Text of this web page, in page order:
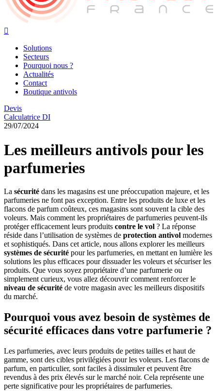

Solutions
Secteurs
Pourquoi nous ?
Actualités
Contact
Boutique antivols
Devis
Calculatrice DI
29/07/2024
Les meilleurs antivols pour les
parfumeries
La sécurité dans les magasins est une préoccupation majeure, et les
parfumeries ne font pas exception. Entre les produits de luxe et les
flacons de parfum coûteux, ces magasins sont souvent la cible des
voleurs. Mais comment les propriétaires de parfumeries peuvent-ils
protéger efficacement leurs produits contre le vol ? La réponse
réside dans l’utilisation de systèmes de protection antivol modernes
et sophistiqués. Dans cet article, nous allons explorer les meilleurs
systèmes de sécurité pour les parfumeries, en mettant en lumière les
solutions les plus efficaces pour dissuader les voleurs et sécuriser les
produits. Que vous soyez propriétaire d’une parfumerie ou
simplement curieux, vous allez découvrir comment renforcer le
niveau de sécurité de votre magasin avec les meilleurs dispositifs
du marché.
Pourquoi vous avez besoin de systèmes de
sécurité efficaces dans votre parfumerie ?
Les parfumeries, avec leurs produits de petites tailles et haut de
gamme, sont des cibles privilégiées pour les voleurs. Les flacons de
parfum, en particulier, sont faciles à dissimuler et peuvent être
revendus à des prix élevés sur le marché noir. Cela représente une
perte significative pour les propriétaires de parfumeries.